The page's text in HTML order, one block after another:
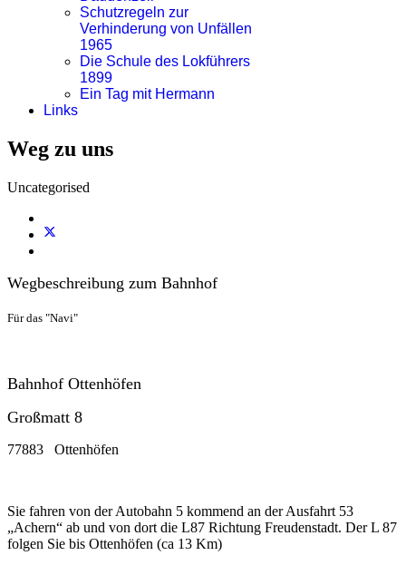
Schutzregeln zur
Verhinderung von Unfällen
1965
Die Schule des Lokführers
1899
Ein Tag mit Hermann
Links
Weg zu uns
Uncategorised
Wegbeschreibung zum Bahnhof
Für das "Navi"
Bahnhof Ottenhöfen
Großmatt 8
77883 Ottenhöfen
Sie fahren von der Autobahn 5 kommend an der Ausfahrt 53
„Achern“ ab und von dort die L87 Richtung Freudenstadt. Der L 87
folgen Sie bis Ottenhöfen (ca 13 Km)